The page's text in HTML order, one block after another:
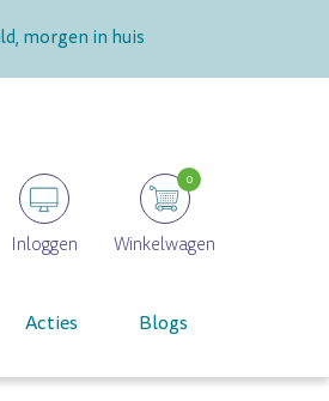
morgen in huis
Inloggen Winkelwagen
0
Acties Blogs